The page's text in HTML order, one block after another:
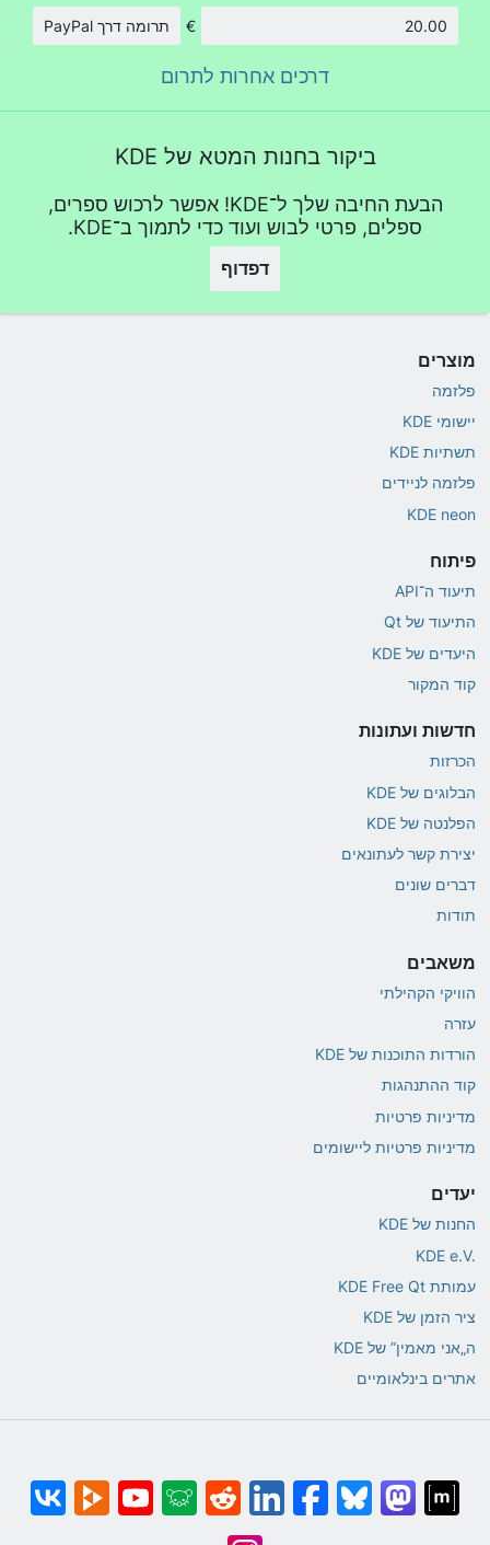
€ תרומה דרך PayPal
דרכים אחרות לתרום
ביקור בחנות המטא של KDE
הבעת החיבה שלך ל־KDE! אפשר לרכוש ספרים,
ספלים, פרטי לבוש ועוד כדי לתמוך ב־KDE.
דפדוף
מוצרים
פלזמה
יישומי KDE
תשתיות KDE
פלזמה לניידים
KDE neon
פיתוח
תיעוד ה־API
התיעוד של Qt
היעדים של KDE
קוד המקור
חדשות ועתונות
הכרזות
הבלוגים של KDE
הפלנטה של KDE
יצירת קשר לעתונאים
דברים שונים
תודות
משאבים
הוויקי הקהילתי
עזרה
הורדות התוכנות של KDE
קוד ההתנהגות
מדיניות פרטיות
מדיניות פרטיות ליישומים
יעדים
החנות של KDE
KDE e.V.‎
עמותת KDE Free Qt
ציר הזמן של KDE
ה„אני מאמין” של KDE
אתרים בינלאומיים